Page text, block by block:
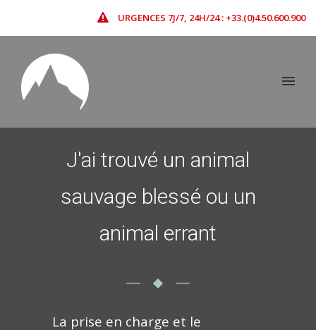
URGENCES 7J/7, 24H/24 : +33.(0)4.50.600.900
J'ai trouvé un animal
sauvage blessé ou un
animal errant
La prise en charge et le